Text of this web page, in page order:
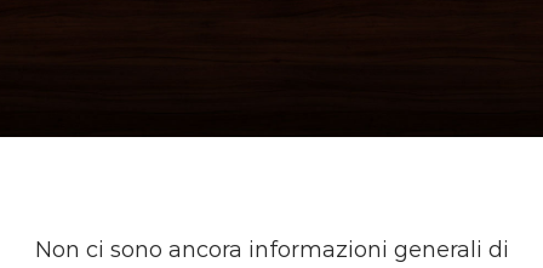
Non ci sono ancora informazioni generali di